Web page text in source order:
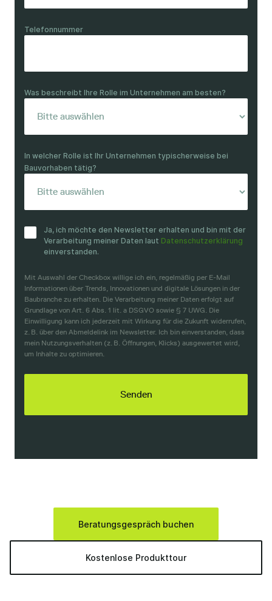
Telefonnummer
Was beschreibt Ihre Rolle im Unternehmen am besten?
In welcher Rolle ist Ihr Unternehmen typischerweise bei
Bauvorhaben tätig?
Ja, ich möchte den Newsletter erhalten und bin mit der
Verarbeitung meiner Daten laut Datenschutzerklärung
einverstanden.
Mit Auswahl der Checkbox willige ich ein, regelmäßig per E-Mail
Informationen über Trends, Innovationen und digitale Lösungen in der
Baubranche zu erhalten. Die Verarbeitung meiner Daten erfolgt auf
Grundlage von Art. 6 Abs. 1 lit. a DSGVO sowie § 7 UWG. Die
Einwilligung kann ich jederzeit mit Wirkung für die Zukunft widerrufen,
z. B. über den Abmeldelink im Newsletter. Ich bin einverstanden, dass
mein Nutzungsverhalten (z. B. Öffnungen, Klicks) ausgewertet wird,
um Inhalte zu optimieren.
Beratungsgespräch buchen
Kostenlose Produkttour